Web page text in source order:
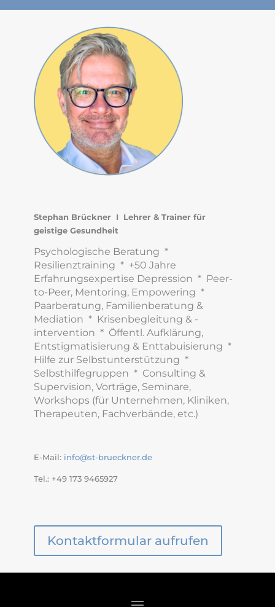
Stephan Brückner I Lehrer & Trainer für
geistige Gesundheit
Psychologische Beratung *
Resilienztraining * +50 Jahre
Erfahrungsexpertise Depression * Peer-
to-Peer, Mentoring, Empowering *
Paarberatung, Familienberatung &
Mediation * Krisenbegleitung & -
intervention * Öffentl. Aufklärung,
Entstigmatisierung & Enttabuisierung *
Hilfe zur Selbstunterstützung *
Selbsthilfegruppen * Consulting &
Supervision, Vorträge, Seminare,
Workshops (für Unternehmen, Kliniken,
Therapeuten, Fachverbände, etc.)
E-Mail: info@st-brueckner.de
Tel.: +49 173 9465927
Kontaktformular aufrufen